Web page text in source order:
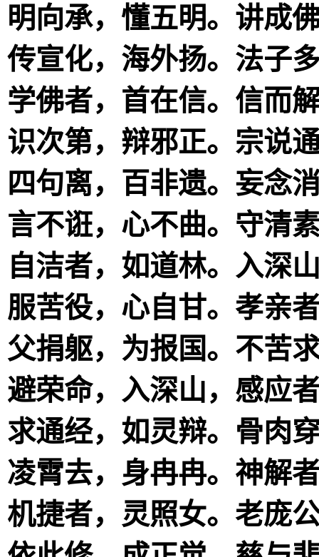
明向承，懂五明。讲成
传宣化，海外扬。法子
学佛者，首在信。信而
识次第，辩邪正。宗说
四句离，百非遗。妄念
言不诳，心不曲。守清
自洁者，如道林。入深
服苦役，心自甘。孝亲
父捐躯，为报国。不苦
避荣命，入深山，感应
求通经，如灵辩。骨肉
凌霄去，身冉冉。神解
机捷者，灵照女。老庞